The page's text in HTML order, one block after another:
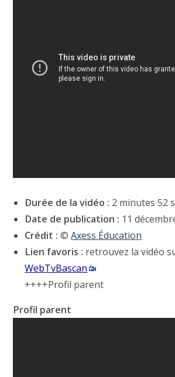
Durée de la vidéo : 2 minutes 52
Date de publication : 11
Crédit : ©Axess Éducation
Lien favoris : retrouvez la vidéo
WebTvBascan
++++Profil parent
Profil parent